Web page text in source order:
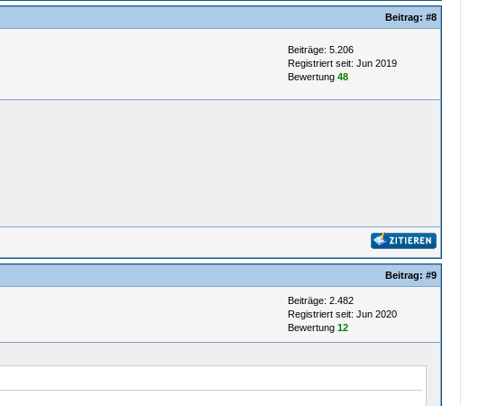
Beitrag: #8
Beiträge: 5.206
Registriert seit: Jun 2019
Bewertung 48
Beitrag: #9
Beiträge: 2.482
Registriert seit: Jun 2020
Bewertung 12